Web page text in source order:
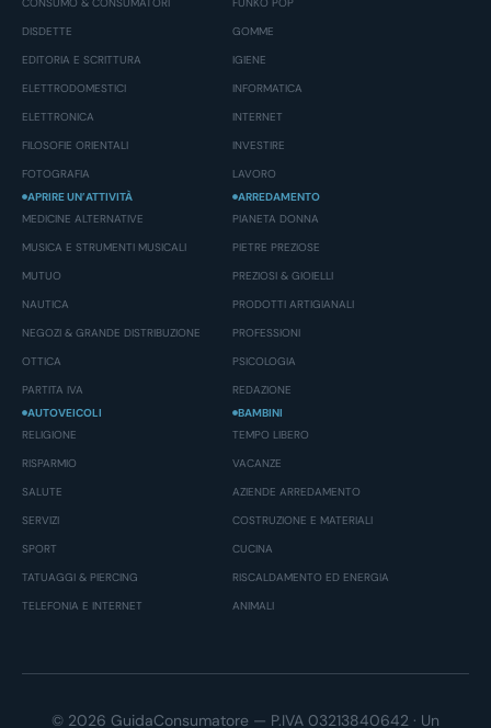
CONSUMO & CONSUMATORI
DISDETTE
EDITORIA E SCRITTURA
ELETTRODOMESTICI
ELETTRONICA
FILOSOFIE ORIENTALI
FOTOGRAFIA
FUNKO POP
GOMME
IGIENE
INFORMATICA
INTERNET
INVESTIRE
LAVORO
APRIRE UN’ATTIVITÀ
MEDICINE ALTERNATIVE
MUSICA E STRUMENTI MUSICALI
MUTUO
NAUTICA
NEGOZI & GRANDE DISTRIBUZIONE
OTTICA
PARTITA IVA
ARREDAMENTO
PIANETA DONNA
PIETRE PREZIOSE
PREZIOSI & GIOIELLI
PRODOTTI ARTIGIANALI
PROFESSIONI
PSICOLOGIA
REDAZIONE
AUTOVEICOLI
RELIGIONE
RISPARMIO
SALUTE
SERVIZI
SPORT
TATUAGGI & PIERCING
TELEFONIA E INTERNET
BAMBINI
TEMPO LIBERO
VACANZE
AZIENDE ARREDAMENTO
COSTRUZIONE E MATERIALI
CUCINA
RISCALDAMENTO ED ENERGIA
ANIMALI
© 2026 GuidaConsumatore — P.IVA 03213840642 · Un